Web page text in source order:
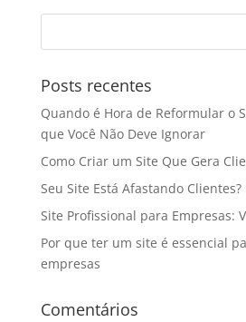
Posts recentes
Quando é Hora de Reformular o
que Você Não Deve Ignorar
Como Criar um Site Que Gera
Seu Site Está Afastando
Site Profissional para Empresas:
Por que ter um site é essencial
empresas
Comentários